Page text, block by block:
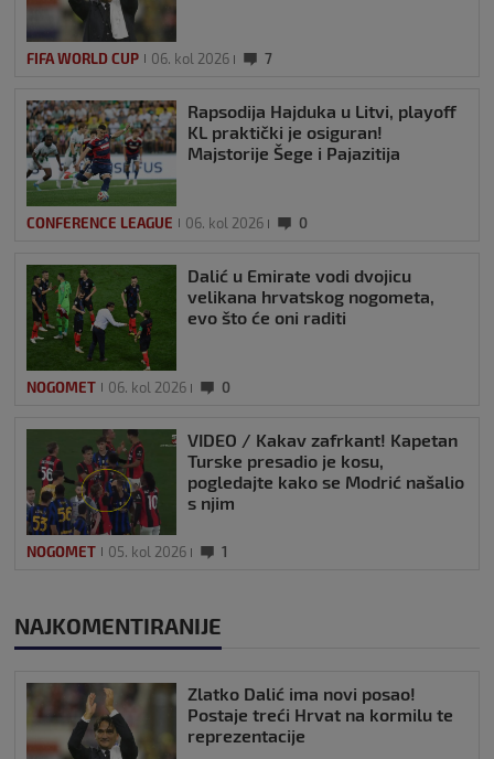
FIFA WORLD CUP 06. kol 2026 7
Rapsodija Hajduka u Litvi, playoff
KL praktički je osiguran!
Majstorije Šege i Pajazitija
CONFERENCE LEAGUE 06. kol 2026 0
Dalić u Emirate vodi dvojicu
velikana hrvatskog nogometa,
evo što će oni raditi
NOGOMET 06. kol 2026 0
VIDEO / Kakav zafrkant! Kapetan
Turske presadio je kosu,
pogledajte kako se Modrić našalio
s njim
NOGOMET 05. kol 2026 1
NAJKOMENTIRANIJE
Zlatko Dalić ima novi posao!
Postaje treći Hrvat na kormilu te
reprezentacije